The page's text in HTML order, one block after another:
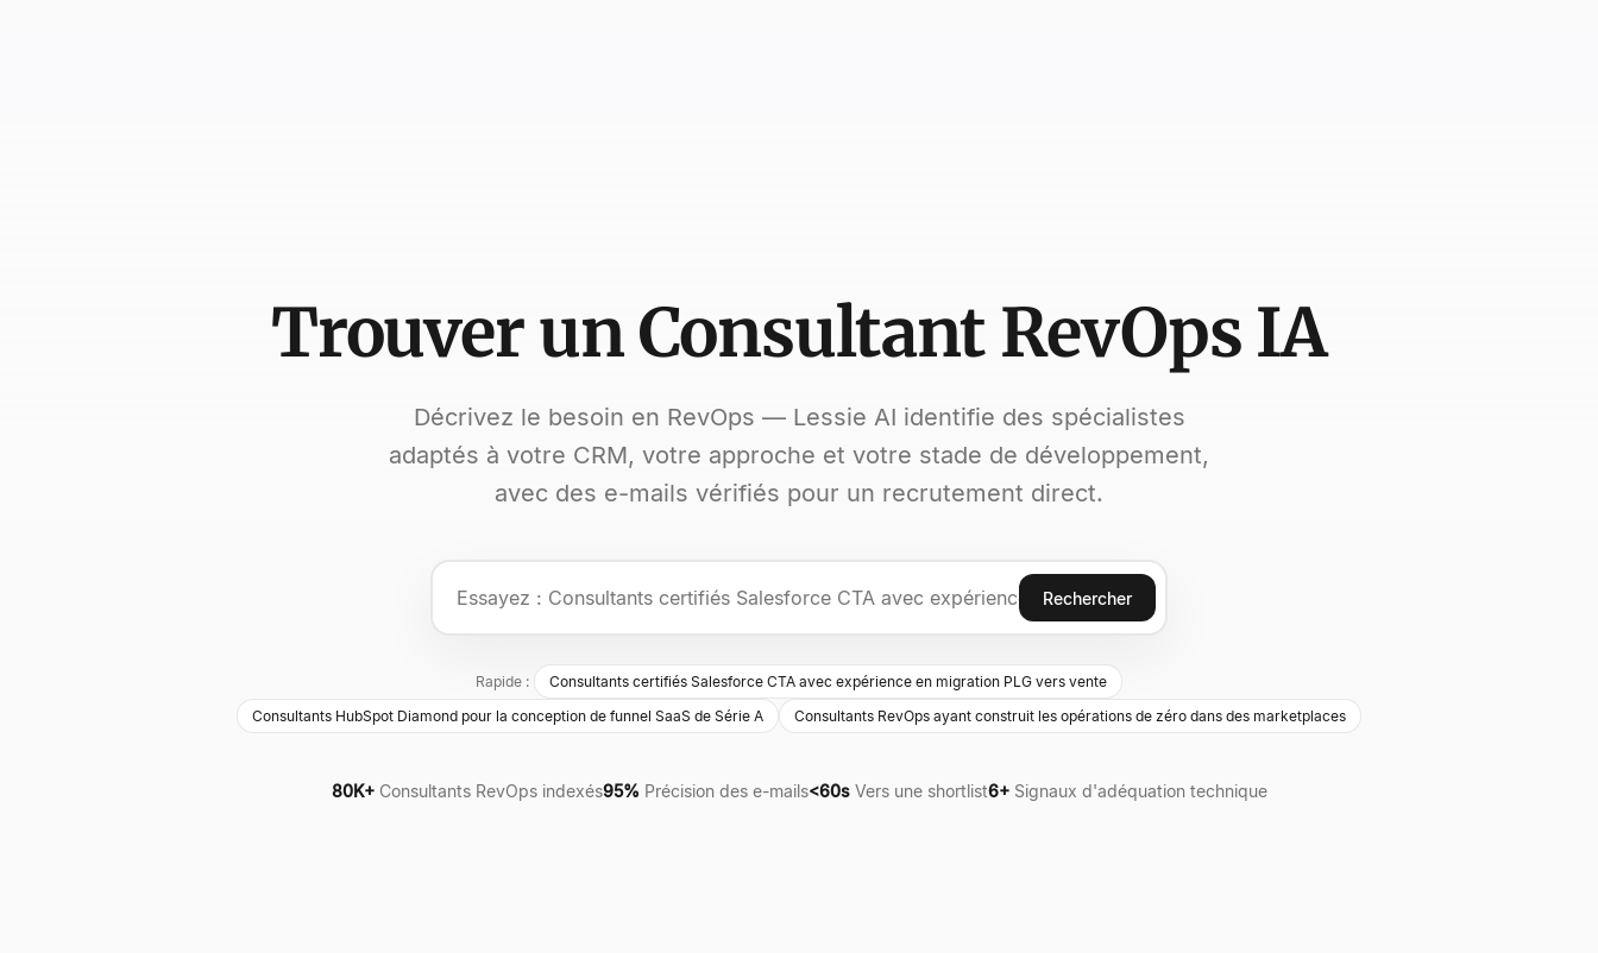
Trouver un Consultant RevOps IA
Décrivez le besoin en RevOps — Lessie AI identifie des spécialistes
adaptés à votre CRM, votre approche et votre stade de développement,
avec des e-mails vérifiés pour un recrutement direct.
Rechercher
Rapide :
Consultants certifiés Salesforce CTA avec expérience en migration PLG vers vente
Consultants HubSpot Diamond pour la conception de funnel SaaS de Série A
Consultants RevOps ayant construit les opérations de zéro dans des marketplaces
80K+ Consultants RevOps indexés95% Précision des e-mails<60s Vers une shortlist6+ Signaux d'adéquation technique